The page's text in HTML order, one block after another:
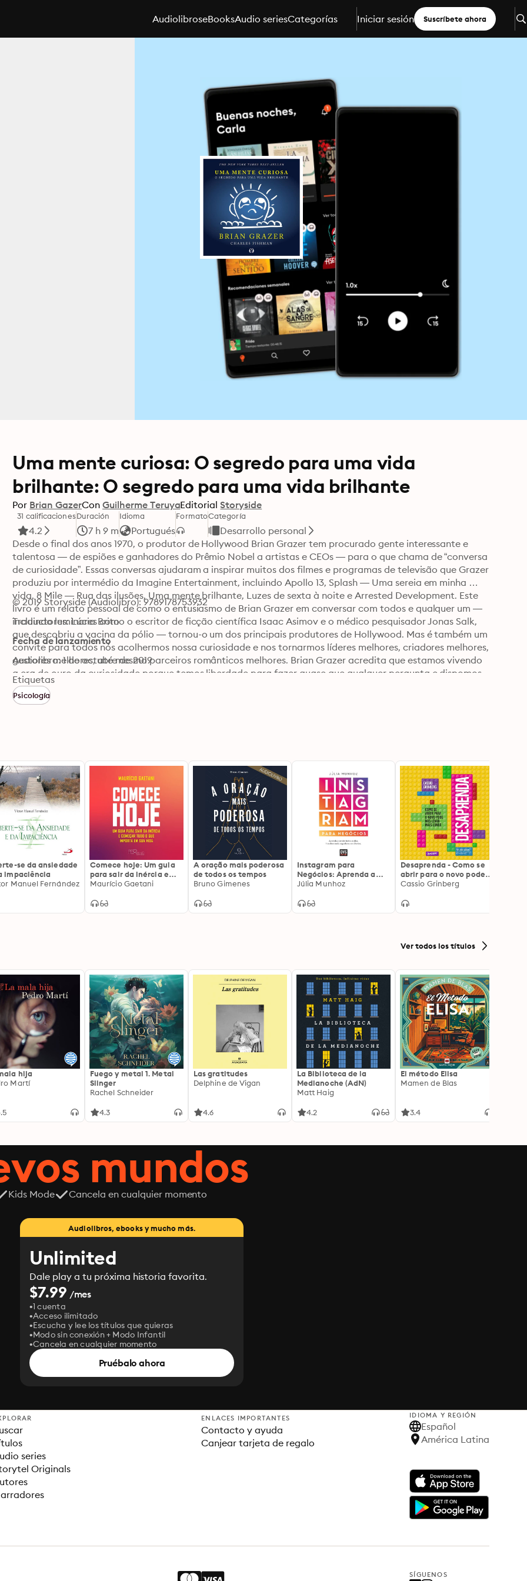
AudiolibroseBooksAudio seriesCategorías Iniciar sesión Suscríbete ahora
Uma mente curiosa: O segredo para uma vida
brilhante: O segredo para uma vida brilhante
Por Brian GazerCon Guilherme TeruyaEditorial Storyside
31 calificaciones
4.2
Duración
7 h 9 m
Idioma
Portugués
FormatoCategoría
Desarrollo personal
Desde o final dos anos 1970, o produtor de Hollywood Brian Grazer tem procurado gente interessante e
talentosa ― de espiões e ganhadores do Prêmio Nobel a artistas e CEOs ― para o que chama de “conversa
de curiosidade”. Essas conversas ajudaram a inspirar muitos dos filmes e programas de televisão que Grazer
produziu por intermédio da Imagine Entertainment, incluindo Apollo 13, Splash ― Uma sereia em minha
vida, 8 Mile ― Rua das ilusões, Uma mente brilhante, Luzes de sexta à noite e Arrested Development. Este
livro é um relato pessoal de como o entusiasmo de Brian Grazer em conversar com todos e qualquer um ―
incluindo luminares como o escritor de ficção científica Isaac Asimov e o médico pesquisador Jonas Salk,
que descobriu a vacina da pólio ― tornou-o um dos principais produtores de Hollywood. Mas é também um
convite para todos nós acolhermos nossa curiosidade e nos tornarmos líderes melhores, criadores melhores,
gestores melhores, até mesmo parceiros românticos melhores. Brian Grazer acredita que estamos vivendo
a era de ouro da curiosidade porque temos liberdade para fazer quase que qualquer pergunta e dispomos
de mais ferramentas do que nunca para descobrir a resposta. Juntos, precisamos começar a fazer essas
perguntas. As respostas podem abrir um mundo de criatividade e aventura.
© 2019 Storyside (Audiolibro): 9789178753932
Traductores: Lúcia Brito
Fecha de lanzamiento
Audiolibro: 1 de octubre de 2019
Etiquetas
Psicología
se da ansiedade
impaciência
Manuel Fernández
Comece hoje: Um guia
para sair da inércia e
começar tudo o que
Maurício Gaetani
A oração mais poderosa
de todos os tempos
Bruno Gimenes
Instagram para
Negócios: Aprenda a
vender todos os dias
seguidores em clientes
Júlia Munhoz
Desaprenda - Como se
abrir para o novo pode
nos levar mais longe
Cassio Grinberg
Ver todos los títulos
hija
Martí
Fuego y metal 1. Metal
Slinger
Rachel Schneider
4.3
Las gratitudes
Delphine de Vigan
4.6
La Biblioteca de la
Medianoche (AdN)
Matt Haig
4.2
El método Elisa
Mamen de Blas
3.4
mundos
Kids Mode Cancela en cualquier momento
Audiolibros, ebooks y mucho más.
Unlimited
Dale play a tu próxima historia favorita.
$7.99 /mes
1 cuenta
Acceso ilimitado
Escucha y lee los títulos que quieras
Modo sin conexión + Modo Infantil
Cancela en cualquier momento
Pruébalo ahora
series
Originals
ENLACES IMPORTANTES
Contacto y ayuda
Canjear tarjeta de regalo
IDIOMA Y REGIÓN
Español
América Latina
SÍGUENOS